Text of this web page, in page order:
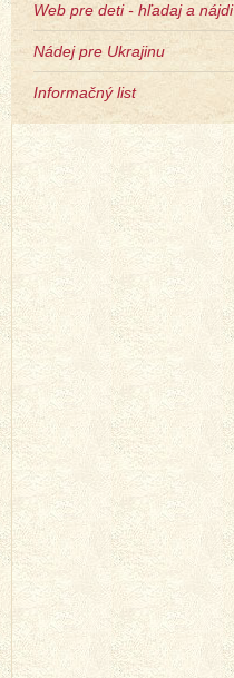
Web pre deti - hľadaj a nájdi
Nádej pre Ukrajinu
Informačný list